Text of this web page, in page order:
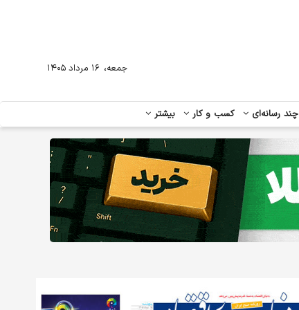
چند رسانه‌ای کسب و کار بیشتر
جمعه، ۱۶ مرداد ۱۴۰۵